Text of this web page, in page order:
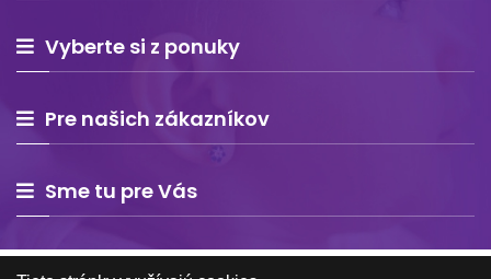
Vyberte si z ponuky
Pre našich zákazníkov
Sme tu pre Vás